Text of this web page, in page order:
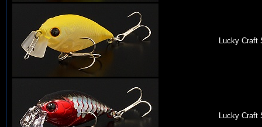
Lucky Craft
Lucky Craft